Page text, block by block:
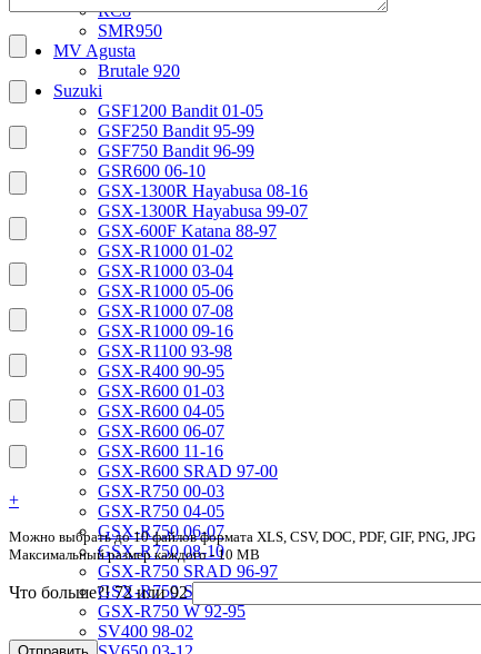
RC8
SMR950
MV Agusta
Brutale 920
Suzuki
GSF1200 Bandit 01-05
GSF250 Bandit 95-99
GSF750 Bandit 96-99
GSR600 06-10
GSX-1300R Hayabusa 08-16
GSX-1300R Hayabusa 99-07
GSX-600F Katana 88-97
GSX-R1000 01-02
GSX-R1000 03-04
GSX-R1000 05-06
GSX-R1000 07-08
GSX-R1000 09-16
GSX-R1100 93-98
GSX-R400 90-95
GSX-R600 01-03
GSX-R600 04-05
GSX-R600 06-07
GSX-R600 11-16
GSX-R600 SRAD 97-00
GSX-R750 00-03
GSX-R750 04-05
GSX-R750 06-07
GSX-R750 08-10
GSX-R750 SRAD 96-97
GSX-R750 SRAD 98-99
GSX-R750 W 92-95
SV400 98-02
+
Можно выбрать до 10 файлов формата XLS, CSV, DOC, PDF, GIF, PNG, JPG
Максимальный размер каждого - 10 MB
Что больше?! 72 или 92